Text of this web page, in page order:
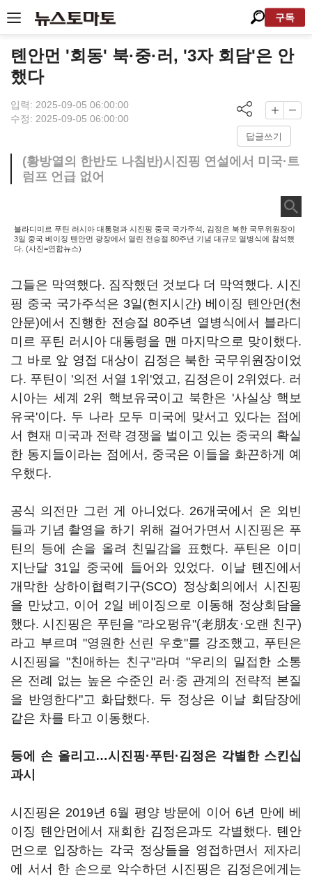
구독
톈안먼 '회동' 북·중·러, '3자 회담'은 안
했다
입력: 2025-09-05 06:00:00
수정: 2025-09-05 06:00:00
답글쓰기
(황방열의 한반도 나침반)시진핑 연설에서 미국·트
럼프 언급 없어
블라디미르 푸틴 러시아 대통령과 시진핑 중국 국가주석, 김정은 북한 국무위원장이
3일 중국 베이징 톈안먼 광장에서 열린 전승절 80주년 기념 대규모 열병식에 참석했
다. (사진=연합뉴스)
그들은 막역했다. 짐작했던 것보다 더 막역했다. 시진
핑 중국 국가주석은 3일(현지시간) 베이징 톈안먼(천
안문)에서 진행한 전승절 80주년 열병식에서 블라디
미르 푸틴 러시아 대통령을 맨 마지막으로 맞이했다.
그 바로 앞 영접 대상이 김정은 북한 국무위원장이었
다. 푸틴이 '의전 서열 1위'였고, 김정은이 2위였다. 러
시아는 세계 2위 핵보유국이고 북한은 '사실상 핵보
유국'이다. 두 나라 모두 미국에 맞서고 있다는 점에
서 현재 미국과 전략 경쟁을 벌이고 있는 중국의 확실
한 동지들이라는 점에서, 중국은 이들을 화끈하게 예
우했다.
공식 의전만 그런 게 아니었다. 26개국에서 온 외빈
들과 기념 촬영을 하기 위해 걸어가면서 시진핑은 푸
틴의 등에 손을 올려 친밀감을 표했다. 푸틴은 이미
지난달 31일 중국에 들어와 있었다. 이날 톈진에서
개막한 상하이협력기구(SCO) 정상회의에서 시진핑
을 만났고, 이어 2일 베이징으로 이동해 정상회담을
했다. 시진핑은 푸틴을 "라오펑유"(老朋友·오랜 친구)
라고 부르며 "영원한 선린 우호"를 강조했고, 푸틴은
시진핑을 "친애하는 친구"라며 "우리의 밀접한 소통
은 전례 없는 높은 수준인 러·중 관계의 전략적 본질
을 반영한다"고 화답했다. 두 정상은 이날 회담장에
같은 차를 타고 이동했다.
등에 손 올리고…시진핑·푸틴·김정은 각별한 스킨십
과시
시진핑은 2019년 6월 평양 방문에 이어 6년 만에 베
이징 톈안먼에서 재회한 김정은과도 각별했다. 톈안
먼으로 입장하는 각국 정상들을 영접하면서 제자리
에 서서 한 손으로 악수하던 시진핑은 김정은에게는